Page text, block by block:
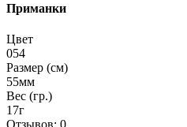
Приманки
Цвет
054
Размер (см)
55мм
Вес (гр.)
17г
Отзывов: 0